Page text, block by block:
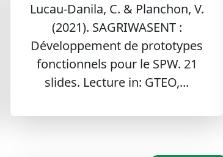
Lucau-Danila, C. & Planchon, V.
(2021). SAGRIWASENT :
Développement de prototypes
fonctionnels pour le SPW. 21
slides. Lecture in: GTEO,...